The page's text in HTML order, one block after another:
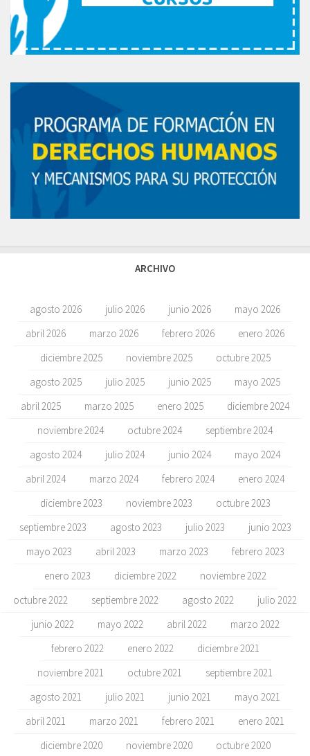
ARCHIVO
agosto 2026 julio 2026 junio 2026
mayo 2026
abril 2026
marzo 2026 febrero 2026
enero 2026
diciembre 2025
noviembre 2025
octubre 2025
agosto 2025
julio 2025 junio 2025
mayo 2025
abril 2025
marzo 2025 enero 2025
diciembre 2024
noviembre 2024
octubre 2024
septiembre 2024
agosto 2024
julio 2024 junio 2024
mayo 2024
abril 2024
marzo 2024 febrero 2024
enero 2024
diciembre 2023
noviembre 2023
octubre 2023
septiembre 2023
agosto 2023 julio 2023
junio 2023
mayo 2023
abril 2023 marzo 2023
febrero 2023
enero 2023
diciembre 2022
noviembre 2022
octubre 2022
septiembre 2022 agosto 2022
julio 2022
junio 2022
mayo 2022 abril 2022
marzo 2022
febrero 2022
enero 2022
diciembre 2021
noviembre 2021
octubre 2021
septiembre 2021
agosto 2021
julio 2021 junio 2021
mayo 2021
abril 2021
marzo 2021 febrero 2021
enero 2021
diciembre 2020
noviembre 2020
octubre 2020